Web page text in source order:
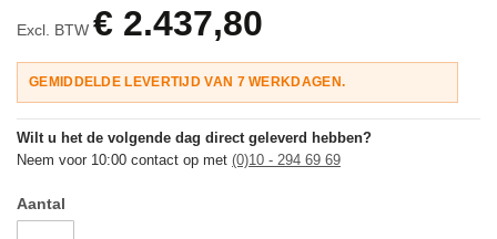
Excl. BTW € 2.437,80
GEMIDDELDE LEVERTIJD VAN 7 WERKDAGEN.
Wilt u het de volgende dag direct geleverd hebben?
Neem voor 10:00 contact op met (0)10 - 294 69 69
Aantal